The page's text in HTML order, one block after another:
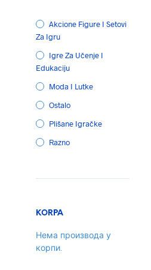
Akcione Figure I Setovi
Za Igru
Igre Za Učenje I
Edukaciju
Moda I Lutke
Ostalo
Plišane Igračke
Razno
KORPA
Нема производа у
корпи.